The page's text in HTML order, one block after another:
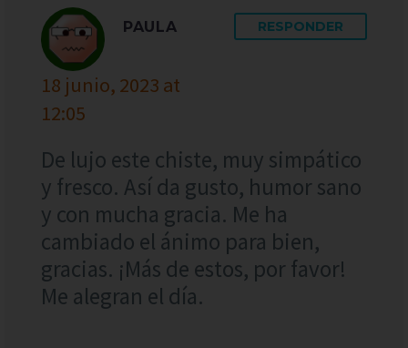
PAULA
18 junio, 2023 at
12:05
RESPONDER
De lujo este chiste, muy simpático
y fresco. Así da gusto, humor sano
y con mucha gracia. Me ha
cambiado el ánimo para bien,
gracias. ¡Más de estos, por favor!
Me alegran el día.